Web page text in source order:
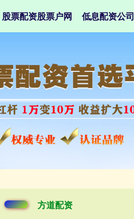
股票配资股票户网 低息配资公司
方道配资